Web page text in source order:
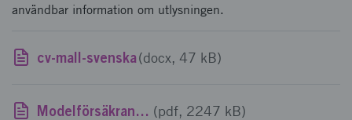
användbar information om utlysningen.
cv-mall-svenska(docx, 47 kB)
Modelförsäkran SMF (pdf, 2247 kB)